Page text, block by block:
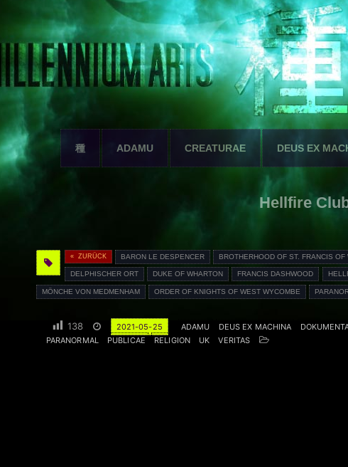
種 ADAMU CREATURAE DEUS EX
Hellfire
« ZURÜCK BARON LE DESPENCER BROTHERHOOD OF ST. FRANCIS OF
DELPHISCHER ORT DUKE OF WHARTON FRANCIS DASHWOOD
MÖNCHE VON MEDMENHAM ORDER OF KNIGHTS OF WEST WYCOMBE
138 2021-05-25 ADAMU DEUS EX MACHINA
PARANORMAL
PUBLICAE RELIGION UK VERITAS